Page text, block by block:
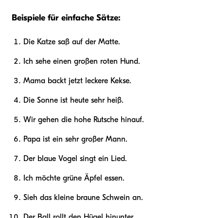
Beispiele für einfache Sätze:
Die Katze saß auf der Matte.
Ich sehe einen großen roten Hund.
Mama backt jetzt leckere Kekse.
Die Sonne ist heute sehr heiß.
Wir gehen die hohe Rutsche hinauf.
Papa ist ein sehr großer Mann.
Der blaue Vogel singt ein Lied.
Ich möchte grüne Äpfel essen.
Sieh das kleine braune Schwein an.